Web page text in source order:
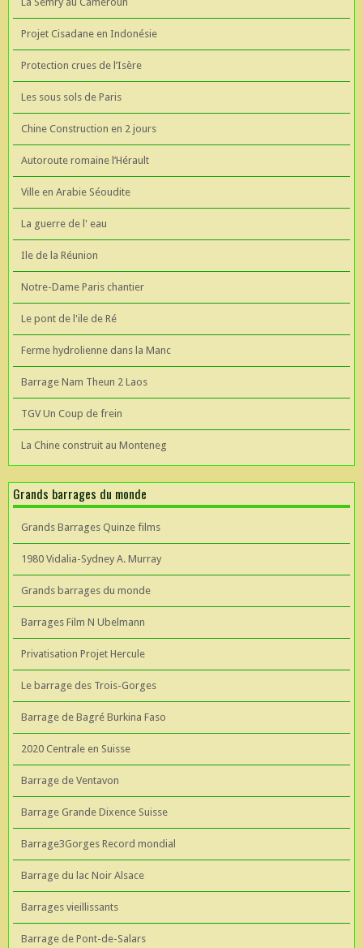
Projet Cisadane en Indonésie
Protection crues de l’Isère
Les sous sols de Paris
Chine Construction en 2 jours
Autoroute romaine l’Hérault
Ville en Arabie Séoudite
La guerre de l' eau
Ile de la Réunion
Notre-Dame Paris chantier
Le pont de l'ile de Ré
Ferme hydrolienne dans la Manc
Barrage Nam Theun 2 Laos
TGV Un Coup de frein
La Chine construit au Monteneg
Grands barrages du monde
Grands Barrages Quinze films
1980 Vidalia-Sydney A. Murray
Grands barrages du monde
Barrages Film N Ubelmann
Privatisation Projet Hercule
Le barrage des Trois-Gorges
Barrage de Bagré Burkina Faso
2020 Centrale en Suisse
Barrage de Ventavon
Barrage Grande Dixence Suisse
Barrage3Gorges Record mondial
Barrage du lac Noir Alsace
Barrages vieillissants
Barrage de Pont-de-Salars